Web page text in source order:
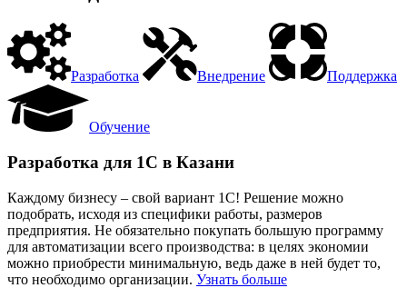
Разработка Внедрение Поддержка
Обучение
Разработка для 1С в Казани
Каждому бизнесу – свой вариант 1С! Решение можно
подобрать, исходя из специфики работы, размеров
предприятия. Не обязательно покупать большую программу
для автоматизации всего производства: в целях экономии
можно приобрести минимальную, ведь даже в ней будет то,
что необходимо организации. Узнать больше